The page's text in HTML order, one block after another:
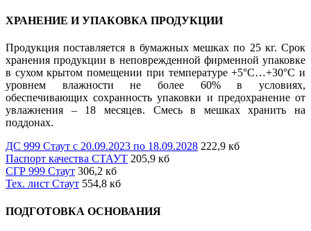
ХРАНЕНИЕ И УПАКОВКА ПРОДУКЦИИ
Продукция поставляется в бумажных мешках по 25 кг. Срок
хранения продукции в неповрежденной фирменной упаковке
в сухом крытом помещении при температуре +5°С…+30°С и
уровнем влажности не более 60% в условиях,
обеспечивающих сохранность упаковки и предохранение от
увлажнения – 18 месяцев. Смесь в мешках хранить на
поддонах.
ДС 999 Стаут с 20.09.2023 по 18.09.2028 222,9 кб
Паспорт качества СТАУТ 205,9 кб
СГР 999 Стаут 306,2 кб
Тех. лист Стаут 554,8 кб
ПОДГОТОВКА ОСНОВАНИЯ